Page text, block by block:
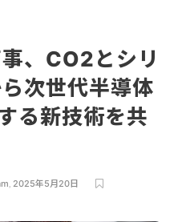
、CO2とシリ
次世代半導体
る新技術を共
, 2025年5月20日